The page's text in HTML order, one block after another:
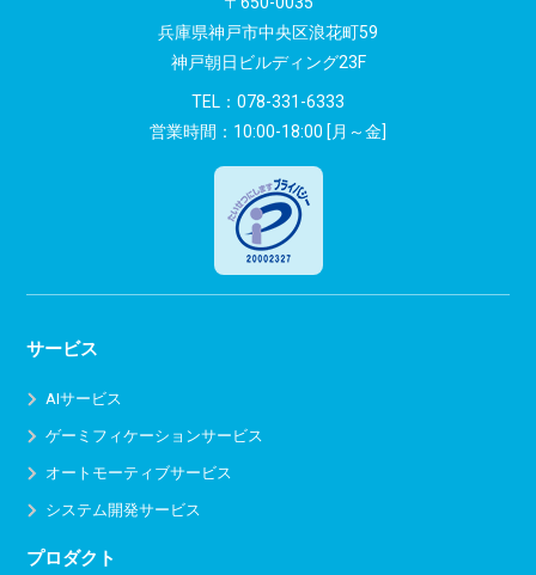
兵庫県神戸市中央区浪花町59
神戸朝日ビルディング23F
TEL： 078-331-6333
営業時間：10:00-18:00 [月～金]
サービス
AIサービス
ゲーミフィケーションサービス
オートモーティブサービス
システム開発サービス
プロダクト